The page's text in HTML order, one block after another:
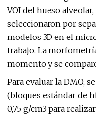
VOI del hueso
seleccionaron por
modelos 3D en el
trabajo. La
momento y se
Para evaluar la DMO,
(bloques estándar de
0,75 g/cm3 para